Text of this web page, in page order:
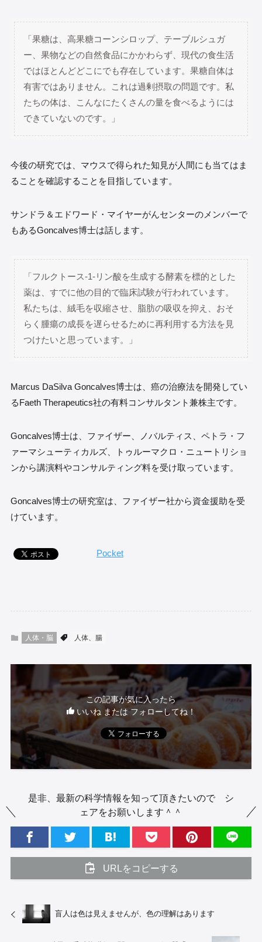
「果糖は、高果糖コーンシロップ、テーブルシュガ
ー、果物などの自然食品にかかわらず、現代の食生活
ではほとんどどこにでも存在しています。果糖自体は
有害ではありません。これは過剰摂取の問題です。私
たちの体は、こんなにたくさんの量を食べるようには
できていないのです。」
今後の研究では、マウスで得られた知見が人間にも当てはま
ることを確認することを目指しています。
サンドラ＆エドワード・マイヤーがんセンターのメンバーで
もあるGoncalves博士は話します。
「フルクトース-1-リン酸を生成する酵素を標的とした
薬は、すでに他の目的で臨床試験が行われています。
私たちは、絨毛を収縮させ、脂肪の吸収を抑え、おそ
らく腫瘍の成長を遅らせるために再利用する方法を見
つけたいと思っています。」
Marcus DaSilva Goncalves博士は、癌の治療法を開発してい
るFaeth Therapeutics社の有料コンサルタント兼株主です。
Goncalves博士は、ファイザー、ノバルティス、ペトラ・フ
ァーマシューティカルズ、トゥルーマクロ・ニュートリショ
ンから講演料やコンサルティング料を受け取っています。
Goncalves博士の研究室は、ファイザー社から資金援助を受
けています。
Pocket
人体・脳 人体、腸
この記事が気に入ったら
いいね または フォローしてね！
是非、最新の科学情報を知って頂きたいので シ
ェアをお願いします＾＾
URLをコピーする
盲人は色は見えませんが、色の理解はあります